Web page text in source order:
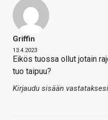
Griffin
13.4.2023
Eikös tuossa ollut jotain
tuo taipuu?
Kirjaudu sisään vastataksesi